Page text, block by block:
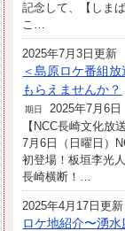
記念して、【しま
こ…
2025年7月3日更新
＜島原ロケ番組
もらえませんか？
期日
2025年7月6日
【NCC長崎文化放
7月6日（日曜日）
初登場！板垣李光
長崎横断！…
2025年4月17日更新
ロケ地紹介〜湧